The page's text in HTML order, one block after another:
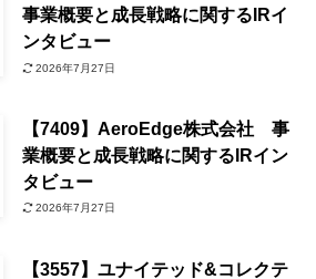
事業概要と成長戦略に関するIRイ
ンタビュー
2026年7月27日
【7409】AeroEdge株式会社 事
業概要と成長戦略に関するIRイン
タビュー
2026年7月27日
【3557】ユナイテッド&コレクテ